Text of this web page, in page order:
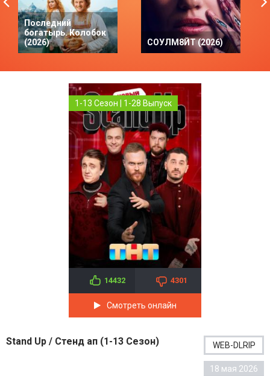
Последний
богатырь. Колобок
(2026)
СОУЛМ8ЙТ (2026)
1-13 Сезон | 1-28 Выпуск
14432 4301
Смотреть онлайн
Stand Up / Стенд ап (1-13 Сезон) WEB-DLRIP
18 мая 2026